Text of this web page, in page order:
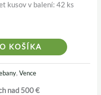
kusov v balení: 42 ks
KOŠÍKA
,Vence
nad 500 €